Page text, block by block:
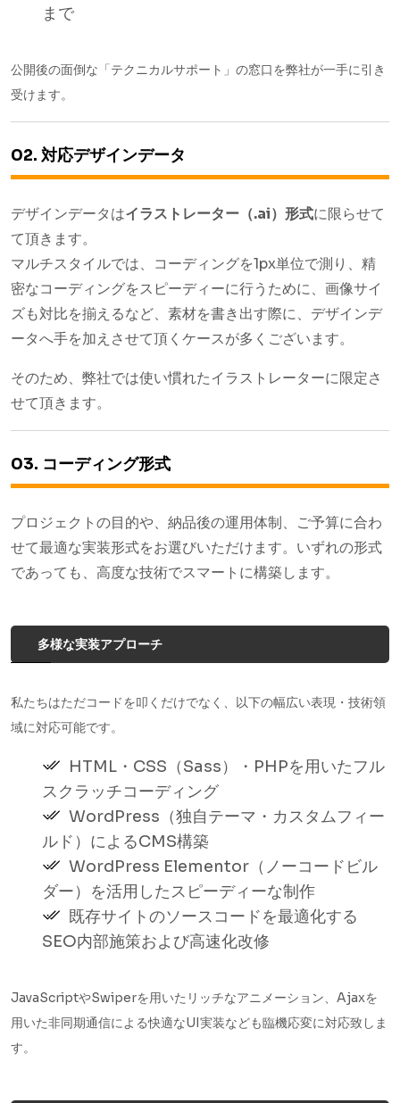
まで
公開後の面倒な「テクニカルサポート」の窓口を弊社が一手に引き
受けます。
02. 対応デザインデータ
デザインデータはイラストレーター（.ai）形式に限らせて
て頂きます。
マルチスタイルでは、コーディングを1px単位で測り、精
密なコーディングをスピーディーに行うために、画像サイ
ズも対比を揃えるなど、素材を書き出す際に、デザインデ
ータへ手を加えさせて頂くケースが多くございます。
そのため、弊社では使い慣れたイラストレーターに限定さ
せて頂きます。
03. コーディング形式
プロジェクトの目的や、納品後の運用体制、ご予算に合わ
せて最適な実装形式をお選びいただけます。いずれの形式
であっても、高度な技術でスマートに構築します。
多様な実装アプローチ
私たちはただコードを叩くだけでなく、以下の幅広い表現・技術領
域に対応可能です。
HTML・CSS（Sass）・PHPを用いたフル
スクラッチコーディング
WordPress（独自テーマ・カスタムフィー
ルド）によるCMS構築
WordPress Elementor（ノーコードビル
ダー）を活用したスピーディーな制作
既存サイトのソースコードを最適化する
SEO内部施策および高速化改修
JavaScriptやSwiperを用いたリッチなアニメーション、Ajaxを
用いた非同期通信による快適なUI実装なども臨機応変に対応致しま
す。